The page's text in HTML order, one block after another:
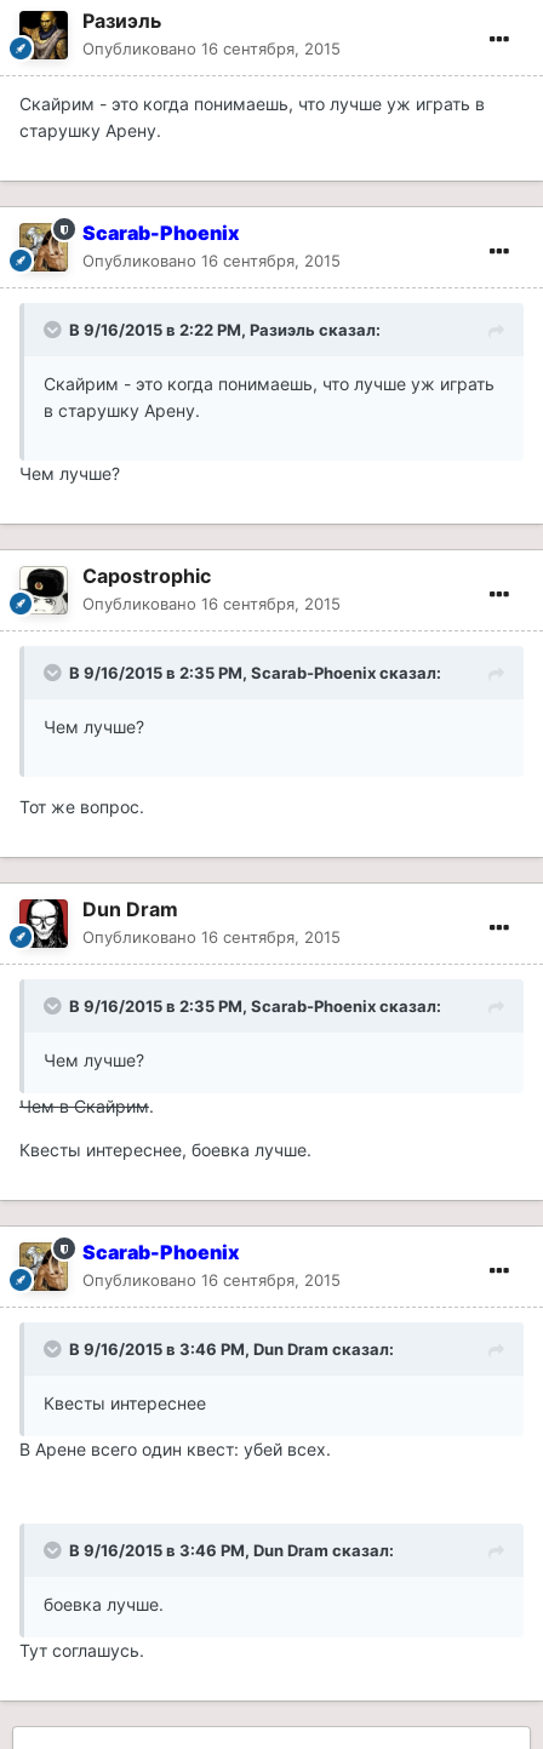
Разиэль
Опубликовано 16 сентября, 2015
Скайрим - это когда понимаешь, что лучше уж играть в
старушку Арену.
Scarab-Phoenix
Опубликовано 16 сентября, 2015
В 9/16/2015 в 2:22 PM, Разиэль сказал:
Скайрим - это когда понимаешь, что лучше уж играть
в старушку Арену.
Чем лучше?
Capostrophic
Опубликовано 16 сентября, 2015
В 9/16/2015 в 2:35 PM, Scarab-Phoenix сказал:
Чем лучше?
Тот же вопрос.
Dun Dram
Опубликовано 16 сентября, 2015
В 9/16/2015 в 2:35 PM, Scarab-Phoenix сказал:
Чем лучше?
Чем в Скайрим.
Квесты интереснее, боевка лучше.
Scarab-Phoenix
Опубликовано 16 сентября, 2015
В 9/16/2015 в 3:46 PM, Dun Dram сказал:
Квесты интереснее
В Арене всего один квест: убей всех.
В 9/16/2015 в 3:46 PM, Dun Dram сказал:
боевка лучше.
Тут соглашусь.